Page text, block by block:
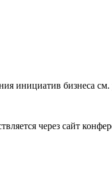
инициатив бизнеса см.
через сайт